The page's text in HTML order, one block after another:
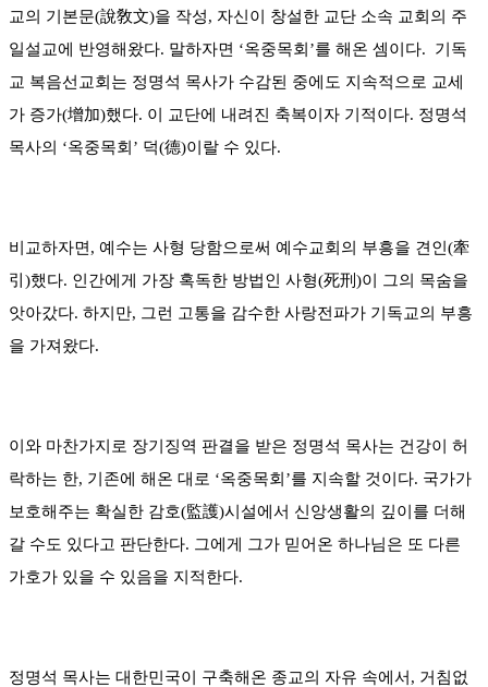
교의 기본문(說敎文)을 작성, 자신이 창설한 교단 소속 교회의 주
일설교에 반영해왔다. 말하자면 ‘옥중목회’를 해온 셈이다. 기독
교 복음선교회는 정명석 목사가 수감된 중에도 지속적으로 교세
가 증가(增加)했다. 이 교단에 내려진 축복이자 기적이다. 정명석
목사의 ‘옥중목회’ 덕(德)이랄 수 있다.
비교하자면, 예수는 사형 당함으로써 예수교회의 부흥을 견인(牽
引)했다. 인간에게 가장 혹독한 방법인 사형(死刑)이 그의 목숨을
앗아갔다. 하지만, 그런 고통을 감수한 사랑전파가 기독교의 부흥
을 가져왔다.
이와 마찬가지로 장기징역 판결을 받은 정명석 목사는 건강이 허
락하는 한, 기존에 해온 대로 ‘옥중목회’를 지속할 것이다. 국가가
보호해주는 확실한 감호(監護)시설에서 신앙생활의 깊이를 더해
갈 수도 있다고 판단한다. 그에게 그가 믿어온 하나님은 또 다른
가호가 있을 수 있음을 지적한다.
정명석 목사는 대한민국이 구축해온 종교의 자유 속에서, 거침없